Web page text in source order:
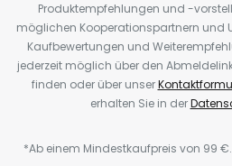
Produktempfehlungen und -
möglichen Kooperationspartnern und
Kaufbewertungen und
jederzeit möglich über den
finden oder über unser
erhalten Sie in der
*Ab einem Mindestkaufpreis von 99